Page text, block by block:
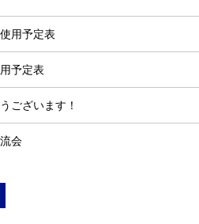
用予定表
予定表
ございます！
会